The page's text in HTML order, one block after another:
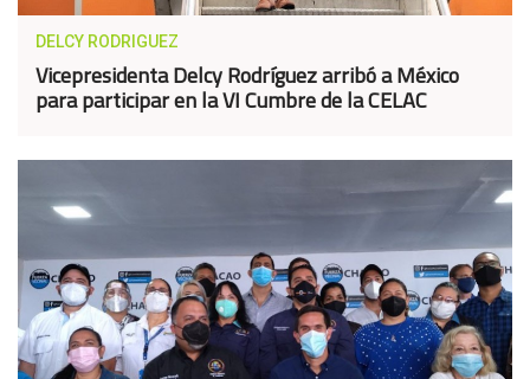
DELCY RODRIGUEZ
Vicepresidenta Delcy Rodríguez arribó a México
para participar en la VI Cumbre de la CELAC